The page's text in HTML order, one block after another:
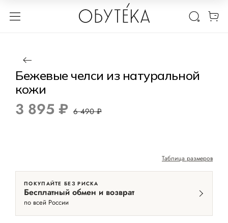
1 / 9
Бежевые челси из натуральной
кожи
3 895 ₽ 6 490 ₽
Таблица размеров
ПОКУПАЙТЕ БЕЗ РИСКА
Бесплатный обмен и возврат
по всей России